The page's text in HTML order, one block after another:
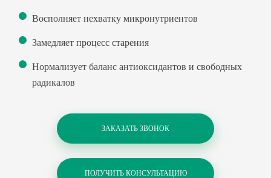
Восполняет нехватку микронутриентов
Замедляет процесс старения
Нормализует баланс антиоксидантов и свободных
радикалов
ЗАКАЗАТЬ ЗВОНОК
ПОЛУЧИТЬ КОНСУЛЬТАЦИЮ